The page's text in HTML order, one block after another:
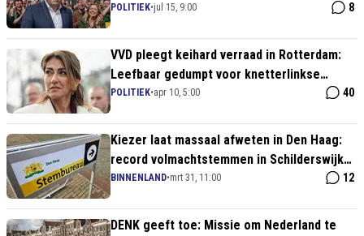
POLITIEK•jul 15, 9:00 8
VVD pleegt keihard verraad in Rotterdam:
Leefbaar gedumpt voor knetterlinkse
coalitie met PN en Denk
POLITIEK•apr 10, 5:00 40
Kiezer laat massaal afweten in Den Haag:
record volmachtstemmen in Schilderswijk
en Transvaal, DENK juicht
BINNENLAND•mrt 31, 11:00 12
DENK geeft toe: Missie om Nederland te